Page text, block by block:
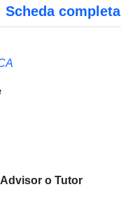
Scheda completa
o Tutor